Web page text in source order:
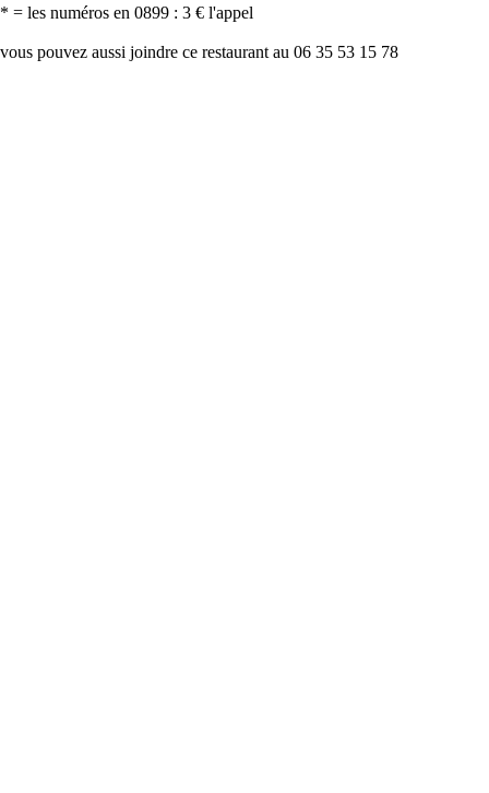
* = les numéros en 0899 : 3 € l'appel
vous pouvez aussi joindre ce restaurant au 06 35 53 15 78